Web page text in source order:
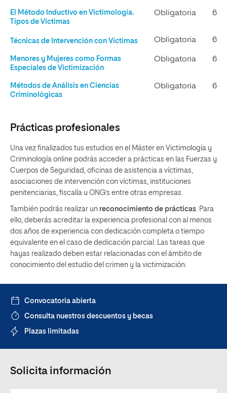
El Método Inductivo en Victimología.
Tipos de Víctimas
Obligatoria 6
Técnicas de Intervención con Víctimas Obligatoria 6
Menores y Mujeres como Formas
Especiales de Victimización
Obligatoria 6
Métodos de Análisis en Ciencias
Criminológicas
Obligatoria 6
Prácticas profesionales
Una vez finalizados tus estudios en el Máster en Victimología y
Criminología online podrás acceder a prácticas en las Fuerzas y
Cuerpos de Seguridad, oficinas de asistencia a víctimas,
asociaciones de intervención con víctimas, instituciones
penitenciarias, fiscalía u ONG’s entre otras empresas.
También podrás realizar un reconocimiento de prácticas. Para
ello, deberás acreditar la experiencia profesional con al menos
dos años de experiencia con dedicación completa o tiempo
equivalente en el caso de dedicación parcial. Las tareas que
hayas realizado deben estar relacionadas con el ámbito de
conocimiento del estudio del crimen y la victimización.
Convocatoria abierta
Consulta nuestros descuentos y becas
Plazas limitadas
Solicita información